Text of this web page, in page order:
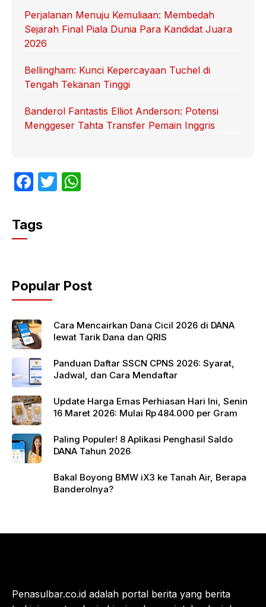
Perjalanan Menuju Kemuliaan: Membedah
Sejarah Final Piala Dunia Para Kandidat Juara
2026
Bellingham: Kunci Kepercayaan Tuchel di
Tengah Tekanan Tinggi
Banderol Fantastis Elliot Anderson: Potensi
Menggeser Tahta Transfer Pemain Inggris
F
c
e
o
o
k
T
p
p
Tags
Popular Post
Cara Mencairkan Dana Cicil 2026 di DANA
lewat Tarik Dana dan QRIS
Panduan Daftar SSCN CPNS 2026: Syarat,
Jadwal, dan Cara Mendaftar
Update Harga Emas Perhiasan Hari Ini, Senin
16 Maret 2026: Mulai Rp 484.000 per Gram
Paling Populer! 8 Aplikasi Penghasil Saldo
DANA Tahun 2026
Bakal Boyong BMW iX3 ke Tanah Air, Berapa
Banderolnya?
Penasulbar.co.id adalah portal berita yang berita